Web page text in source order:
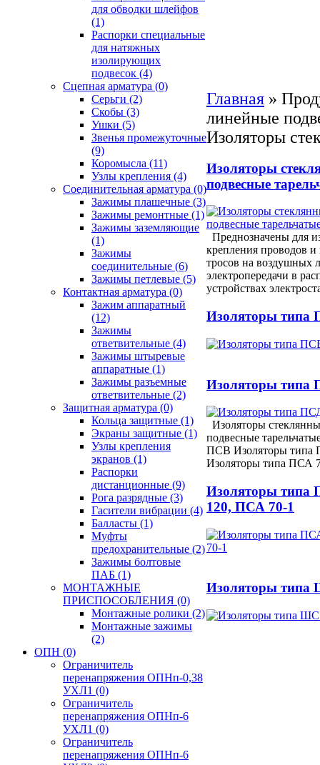
для обводки шлейфов
(1)
Распорки специальные
для натяжных
изолирующих
подвесок (4)
Сцепная арматура (0)
Серьги (2)
Скобы (3)
Ушки (5)
Звенья промежуточные
(9)
Коромысла (11)
Узлы крепления (4)
Соединительная арматура (0)
Зажимы плашечные (3)
Зажимы ремонтные (1)
Зажимы заземляющие
(1)
Зажимы
соединительные (6)
Зажимы петлевые (5)
Контактная арматура (0)
Зажим аппаратный
(12)
Зажимы
ответвительные (4)
Зажимы штыревые
аппаратные (1)
Зажимы разъемные
ответвительные (2)
Защитная арматура (0)
Кольца защитные (1)
Экраны защитные (1)
Узлы крепления
экранов (1)
Распорки
дистанционные (9)
Рога разрядные (3)
Гасители вибрации (4)
Балласты (1)
Муфты
предохранительные (2)
Зажимы болтовые
ПАБ (1)
МОНТАЖНЫЕ
ПРИСПОСОБЛЕНИЯ (0)
Монтажные ролики (2)
Монтажные зажимы
(2)
ОПН (0)
Ограничитель
перенапряжения ОПНп-0,38
УХЛ1 (0)
Ограничитель
перенапряжения ОПНп-6
УХЛ1 (0)
Ограничитель
перенапряжения ОПНп-6
Главная »
линейные
Изоляторы
Изоляторы
подвесные
Преднозначены для
крепления проводов
тросов на воздушных
электропередачи в
устройствах
Изоляторы типа
Изоляторы типа
Изоляторы
подвесные
ПСВ Изоляторы типа
Изоляторы типа
Изоляторы
120, ПСА 70-1
Изоляторы